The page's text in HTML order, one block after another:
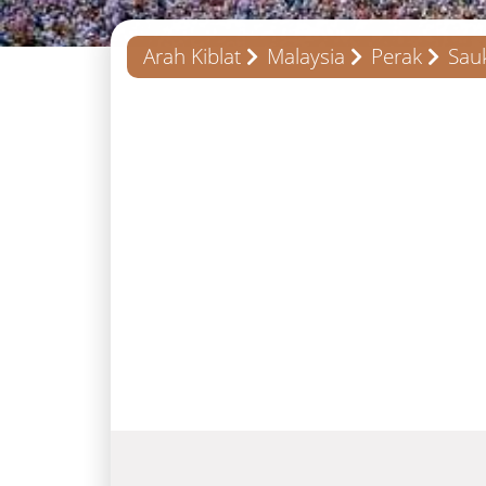
Arah Kiblat Malaysia Perak